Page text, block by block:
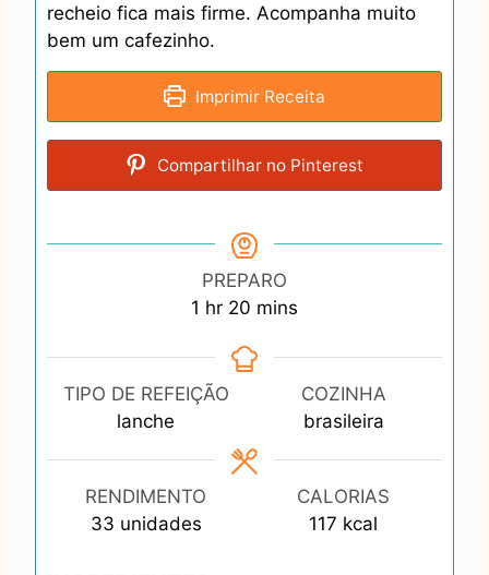
recheio fica mais firme. Acompanha muito
bem um cafezinho.
Imprimir Receita
Compartilhar no Pinterest
PREPARO
1 h
u
r
hr 20 m
n
s
mins
TIPO DE REFEIÇÃO
lanche
COZINHA
brasileira
RENDIMENTO
33 unidades
CALORIAS
117 kcal